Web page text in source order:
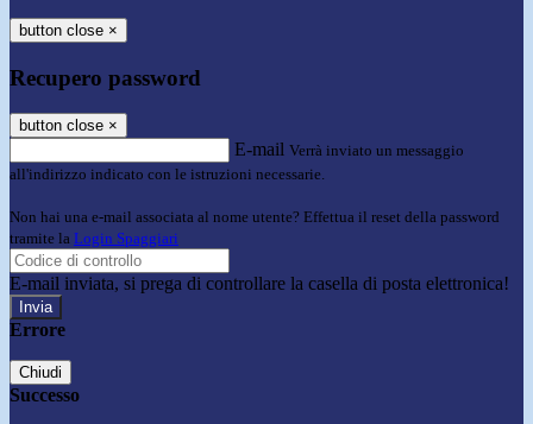
button close ×
Recupero password
button close ×
E-mail Verrà inviato un messaggio
all'indirizzo indicato con le istruzioni necessarie.
Non hai una e-mail associata al nome utente? Effettua il reset della password
tramite la Login Spaggiari
E-mail inviata, si prega di controllare la casella di posta elettronica!
Errore
Chiudi
Successo